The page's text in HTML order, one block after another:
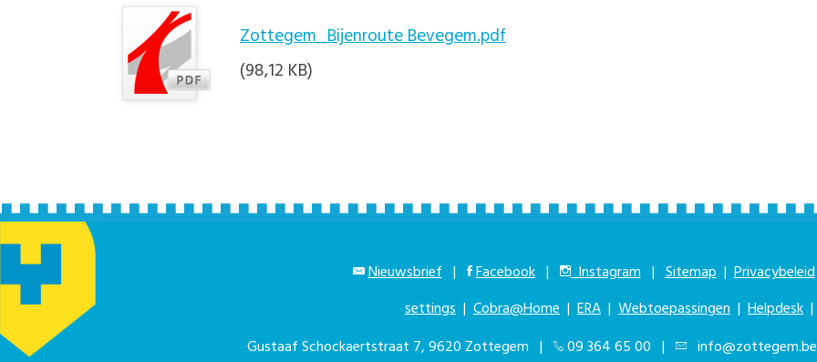
Zottegem_Bijenroute Bevegem.pdf
(98,12 KB)
Nieuwsbrief | Facebook | Instagram | Sitemap |Privacybeleid
settings | Cobra@Home | ERA | Webtoepassingen | Helpdesk
Gustaaf Schockaertstraat 7, 9620 Zottegem |
09 364 65 00 | info@zottegem.be